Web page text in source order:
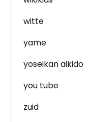
witte
yame
yoseikan aikido
you tube
zuid